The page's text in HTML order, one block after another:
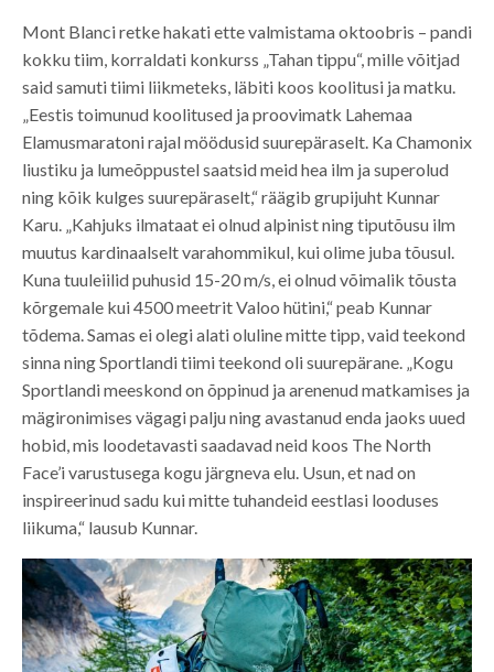
Mont Blanci retke hakati ette valmistama oktoobris – pandi
kokku tiim, korraldati konkurss „Tahan tippu“, mille võitjad
said samuti tiimi liikmeteks, läbiti koos koolitusi ja matku.
„Eestis toimunud koolitused ja proovimatk Lahemaa
Elamusmaratoni rajal möödusid suurepäraselt. Ka Chamonix
liustiku ja lumeõppustel saatsid meid hea ilm ja superolud
ning kõik kulges suurepäraselt,“ räägib grupijuht Kunnar
Karu. „Kahjuks ilmataat ei olnud alpinist ning tiputõusu ilm
muutus kardinaalselt varahommikul, kui olime juba tõusul.
Kuna tuuleiilid puhusid 15-20 m/s, ei olnud võimalik tõusta
kõrgemale kui 4500 meetrit Valoo hütini,“ peab Kunnar
tõdema. Samas ei olegi alati oluline mitte tipp, vaid teekond
sinna ning Sportlandi tiimi teekond oli suurepärane. „Kogu
Sportlandi meeskond on õppinud ja arenenud matkamises ja
mägironimises vägagi palju ning avastanud enda jaoks uued
hobid, mis loodetavasti saadavad neid koos The North
Face’i varustusega kogu järgneva elu. Usun, et nad on
inspireerinud sadu kui mitte tuhandeid eestlasi looduses
liikuma,“ lausub Kunnar.